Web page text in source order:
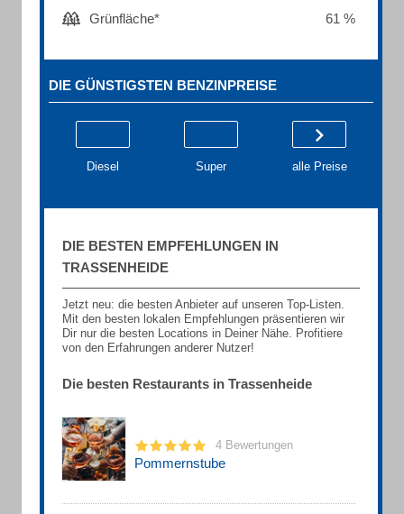
Grünfläche*
61 %
DIE GÜNSTIGSTEN BENZINPREISE
Diesel Super alle Preise
DIE BESTEN EMPFEHLUNGEN IN
TRASSENHEIDE
Jetzt neu: die besten Anbieter auf unseren Top-Listen.
Mit den besten lokalen Empfehlungen präsentieren wir
Dir nur die besten Locations in Deiner Nähe. Profitiere
von den Erfahrungen anderer Nutzer!
Die besten Restaurants in Trassenheide
4 Bewertungen
Pommernstube